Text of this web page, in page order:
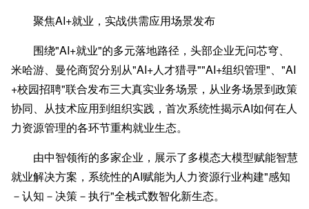
聚焦AI+就业，实战供需应用场景发布
围绕"AI+就业"的多元落地路径，头部企业无问芯穹、
米哈游、曼伦商贸分别从"AI+人才猎寻""AI+组织管理"、"AI
+校园招聘"联合发布三大真实业务场景，从业务场景到政策
协同、从技术应用到组织实践，首次系统性揭示AI如何在人
力资源管理的各环节重构就业生态。
由中智领衔的多家企业，展示了多模态大模型赋能智慧
就业解决方案，系统性的AI赋能为人力资源行业构建"感知
－认知－决策－执行"全栈式数智化新生态。